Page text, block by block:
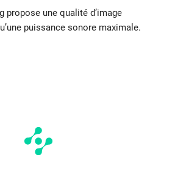
propose une qualité d’image
puissance sonore maximale.